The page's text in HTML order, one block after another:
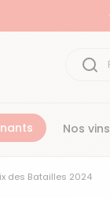
Nos vins
des Batailles 2024